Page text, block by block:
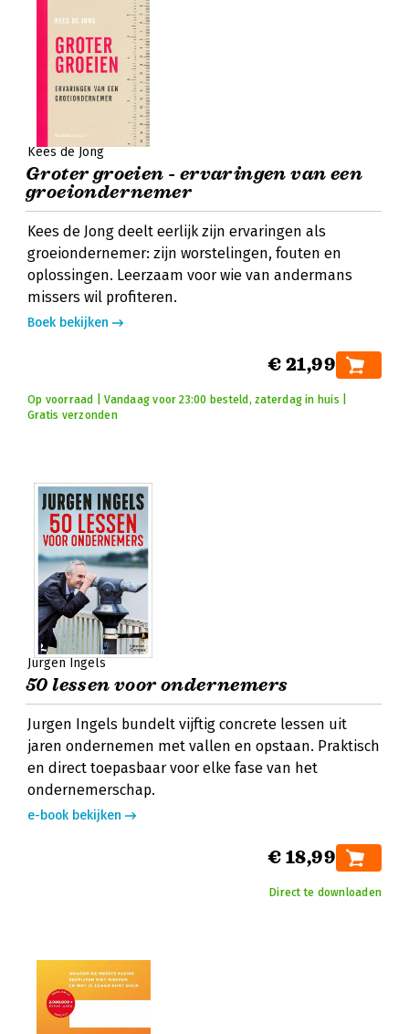
Kees de Jong
Groter groeien - ervaringen van een
groeiondernemer
Kees de Jong deelt eerlijk zijn ervaringen als
groeiondernemer: zijn worstelingen, fouten en
oplossingen. Leerzaam voor wie van andermans
missers wil profiteren.
Boek bekijken
€ 21,99
Op voorraad | Vandaag voor 23:00 besteld, zaterdag in huis |
Gratis verzonden
Jurgen Ingels
50 lessen voor ondernemers
Jurgen Ingels bundelt vijftig concrete lessen uit
jaren ondernemen met vallen en opstaan. Praktisch
en direct toepasbaar voor elke fase van het
ondernemerschap.
e-book bekijken
€ 18,99
Direct te downloaden